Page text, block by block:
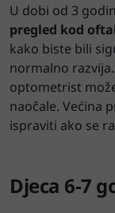
U dobi od 3
pregled kod
kako biste bili
normalno
optometrist
naočale. Većina
ispraviti ako se
Djeca 6-7